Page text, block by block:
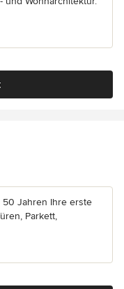
Sternen
50 Jahren Ihre erste
Parkett,